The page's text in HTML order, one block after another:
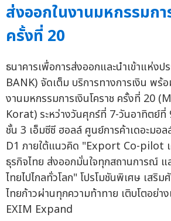
ส่งออกในงานมหกรรมกา
ครั้งที่ 20
ธนาคารเพื่อการส่งออกและนำเข้าแห่งป
BANK) จัดเต็ม บริการทางการเงิน พร้
งานมหกรรมการเงินโคราช ครั้งที่ 20
Korat) ระหว่างวันศุกร์ที่ 7-วันอาทิตย์
ชั้น 3 เอ็มซีซี ฮอลล์ ศูนย์การค้าเดอะมอล
D1 ภายใต้แนวคิด "Export Co-pilot เ
ธุรกิจไทย ส่งออกมั่นใจทุกสถานการณ์ แ
ไทยไปไกลทั่วโลก" โปรโมชันพิเศษ เสริ
ไทยก้าวผ่านทุกความท้าทาย เติบโตอย่า
EXIM Expand